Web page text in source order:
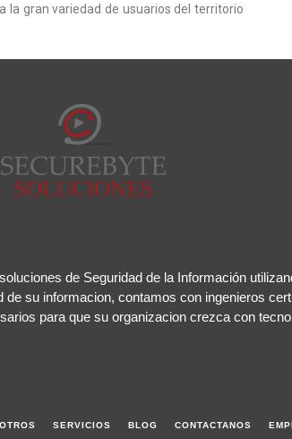
la gran variedad de usuarios del territorio
de Seguridad de la Información
su informacion, contamos con ingenieros
para que su organizacion crezca con
SERVICIOS BLOG CONTACTANOS